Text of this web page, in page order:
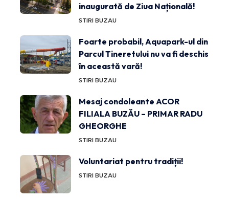
inaugurată de Ziua Națională!
STIRI BUZAU
Foarte probabil, Aquapark-ul din
Parcul Tineretului nu va fi deschis
în această vară!
STIRI BUZAU
Mesaj condoleante ACOR
FILIALA BUZĂU – PRIMAR RADU
GHEORGHE
STIRI BUZAU
Voluntariat pentru tradiții!
STIRI BUZAU